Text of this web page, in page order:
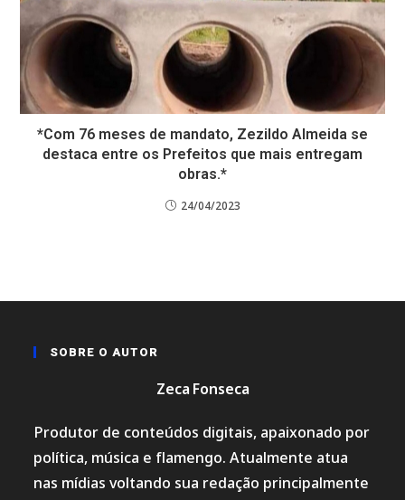
*Com 76 meses de mandato, Zezildo Almeida se
destaca entre os Prefeitos que mais entregam
obras.*
24/04/2023
SOBRE O AUTOR
Zeca Fonseca
Produtor de conteúdos digitais, apaixonado por
política, música e flamengo. Atualmente atua
nas mídias voltando sua redação principalmente